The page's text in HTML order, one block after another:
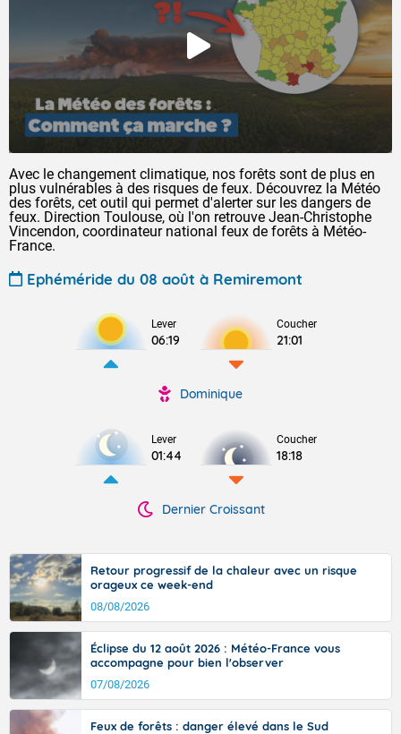
Avec le changement climatique, nos forêts sont de plus en
plus vulnérables à des risques de feux. Découvrez la Météo
des forêts, cet outil qui permet d'alerter sur les dangers de
feux. Direction Toulouse, où l'on retrouve Jean-Christophe
Vincendon, coordinateur national feux de forêts à Météo-
France.
Ephéméride du 08 août à Remiremont
Lever
06:19
Coucher
21:01
Dominique
Lever
01:44
Coucher
18:18
Dernier Croissant
Retour progressif de la chaleur avec un risque
orageux ce week-end
08/08/2026
Éclipse du 12 août 2026 : Météo-France vous
accompagne pour bien l'observer
07/08/2026
Feux de forêts : danger élevé dans le Sud